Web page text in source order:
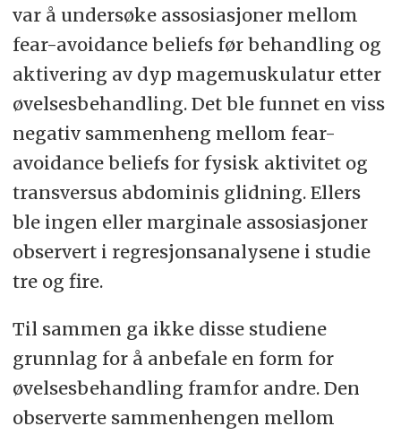
var å undersøke assosiasjoner mellom
fear-avoidance beliefs før behandling og
aktivering av dyp magemuskulatur etter
øvelsesbehandling. Det ble funnet en viss
negativ sammenheng mellom fear-
avoidance beliefs for fysisk aktivitet og
transversus abdominis glidning. Ellers
ble ingen eller marginale assosiasjoner
observert i regresjonsanalysene i studie
tre og fire.
Til sammen ga ikke disse studiene
grunnlag for å anbefale en form for
øvelsesbehandling framfor andre. Den
observerte sammenhengen mellom